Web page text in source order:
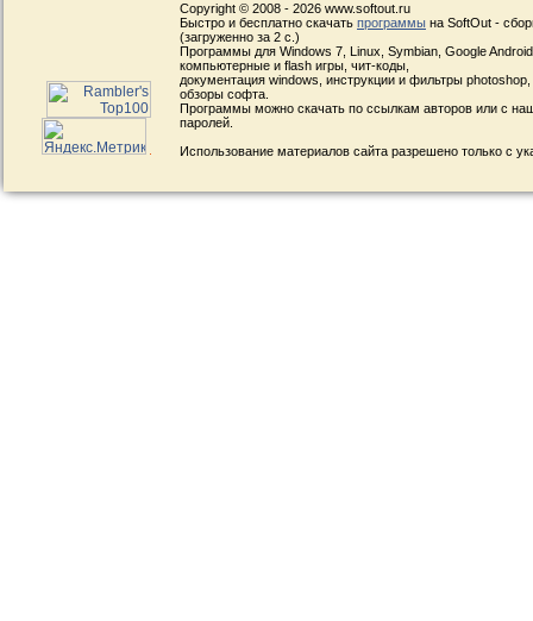
Copyright © 2008 - 2026 www.softout.ru
Быстро и бесплатно скачать программы на SoftOut -
(загруженно за 2 с.)
Программы для Windows 7, Linux, Symbian, Google
компьютерные и flash игры, чит-коды,
документация windows, инструкции и фильтры
обзоры софта.
Программы можно скачать по ссылкам авторов или с
паролей.
Использование материалов сайта разрешено только с